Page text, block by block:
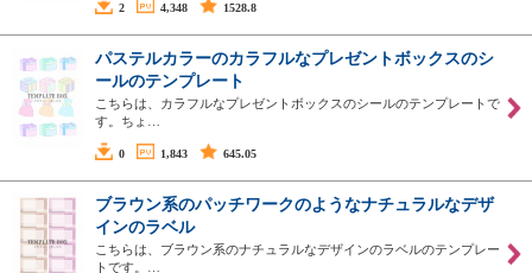
2 4,348 1528.8
パステルカラーのカラフルなプレゼントボックスのシ
ールのテンプレート
こちらは、カラフルなプレゼントボックスのシールのテンプレートで
す。ちょ…
0 1,843 645.05
ブラウン系のパッチワークのようなナチュラルなデザ
インのラベル
こちらは、ブラウン系のナチュラルなデザインのラベルのテンプレー
トです。…